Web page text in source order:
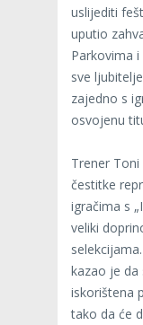
uslijediti
uputio
Parkovima
sve
zajedno s
osvojenu
Trener
čestitke
igračima s
veliki
kazao je da
iskorištena
tako da će